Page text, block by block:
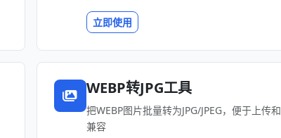
立即使用
WEBP转JPG工具
把WEBP图片批量转为JPG/JPEG，便于上传和
兼容